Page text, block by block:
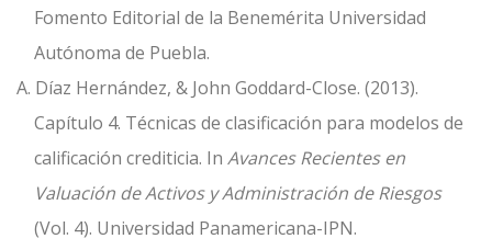
Fomento Editorial de la Benemérita Universidad
Autónoma de Puebla.
A. Díaz Hernández, & John Goddard-Close. (2013).
Capítulo 4. Técnicas de clasificación para modelos de
calificación crediticia. In Avances Recientes en
Valuación de Activos y Administración de Riesgos
(Vol. 4). Universidad Panamericana-IPN.